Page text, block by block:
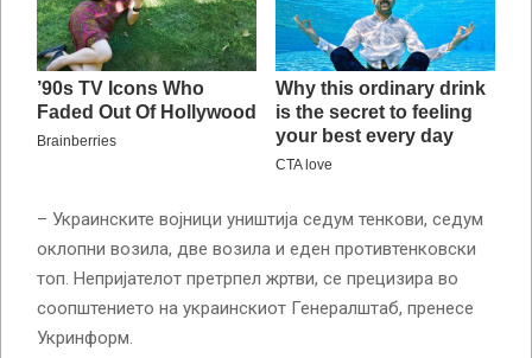
– Украинските војници уништија седум тенкови, седум
оклопни возила, две возила и еден противтенковски
топ. Непријателот претрпел жртви, се прецизира во
соопштението на украинскиот Генералштаб, пренесе
Укринформ.